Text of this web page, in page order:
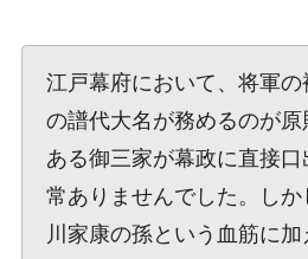
江戸幕府において、将軍
の譜代大名が務めるのが
ある御三家が幕政に直接
常ありませんでした。し
川家康の孫という血筋に